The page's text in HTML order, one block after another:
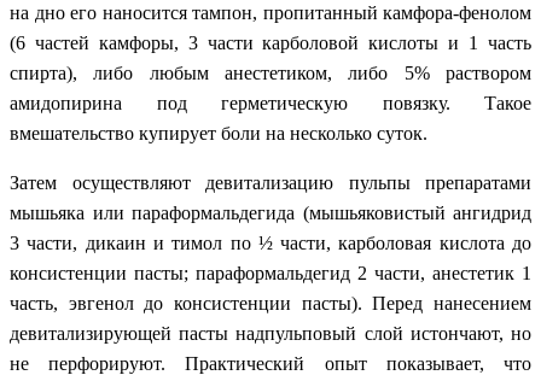
на дно его наносится тампон, пропитанный камфора-фенолом
(6 частей камфоры, 3 части карболовой кислоты и 1 часть
спирта), либо любым анестетиком, либо 5% раствором
амидопирина под герметическую повязку. Такое
вмешательство купирует боли на несколько суток.
Затем осуществляют девитализацию пульпы препаратами
мышьяка или параформальдегида (мышьяковистый ангидрид
3 части, дикаин и тимол по ½ части, карболовая кислота до
консистенции пасты; параформальдегид 2 части, анестетик 1
часть, эвгенол до консистенции пасты). Перед нанесением
девитализирующей пасты надпульповый слой истончают, но
не перфорируют. Практический опыт показывает, что